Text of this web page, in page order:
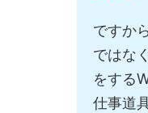
ですか
ではな
をする
仕事道